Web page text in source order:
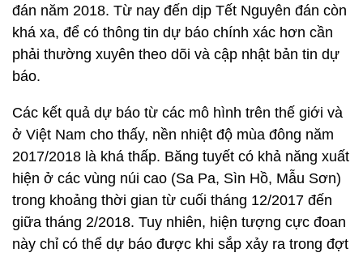
đán năm 2018. Từ nay đến dịp Tết Nguyên đán còn
khá xa, để có thông tin dự báo chính xác hơn cần
phải thường xuyên theo dõi và cập nhật bản tin dự
báo.
Các kết quả dự báo từ các mô hình trên thế giới và
ở Việt Nam cho thấy, nền nhiệt độ mùa đông năm
2017/2018 là khá thấp. Băng tuyết có khả năng xuất
hiện ở các vùng núi cao (Sa Pa, Sìn Hồ, Mẫu Sơn)
trong khoảng thời gian từ cuối tháng 12/2017 đến
giữa tháng 2/2018. Tuy nhiên, hiện tượng cực đoan
này chỉ có thể dự báo được khi sắp xảy ra trong đợt